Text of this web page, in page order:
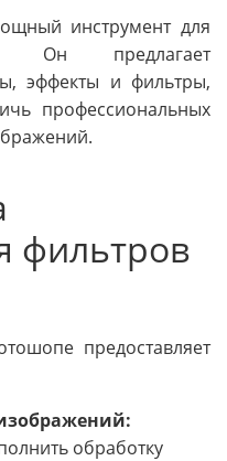
инструмент для
Он предлагает
эффекты и фильтры,
профессиональных
фильтров
предоставляет
обработку